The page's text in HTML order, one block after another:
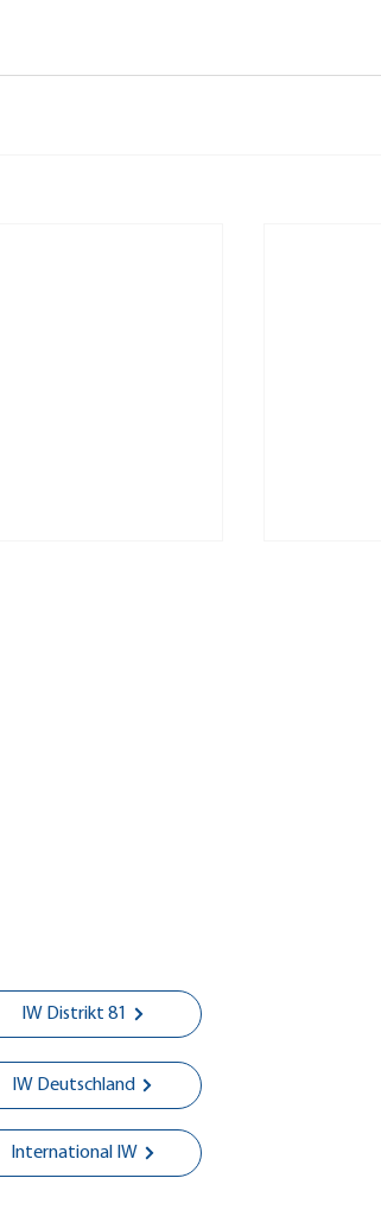
IW Distrikt 81
IW Deutschland
International IW